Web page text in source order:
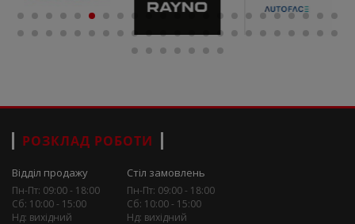
РОЗКЛАД РОБОТИ
Відділ продажу
Пн-Пт: 09:00 - 18:00
Сб: 10:00 - 15:00
Нд: вихідний
Стіл замовлень
Пн-Пт: 09:00 - 18:00
Сб: 10:00 - 15:00
Нд: вихідний